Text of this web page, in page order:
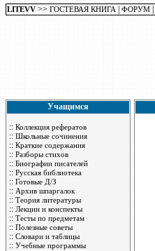
LITEVV >> ГОСТЕВАЯ КНИГА ФОРУМ
Учащимся
:: Коллекция рефератов
:: Школьные сочинения
:: Краткие содержания
:: Разборы стихов
:: Биографии писателей
:: Русская библиотека
:: Готовые Д/З
:: Архив шпаргалок
:: Теория литературы
:: Лекции и конспекты
:: Тесты по предметам
:: Полезные советы
:: Словари и таблицы
:: Учебные программы